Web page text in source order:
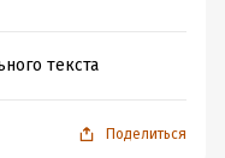
текста
Поделиться